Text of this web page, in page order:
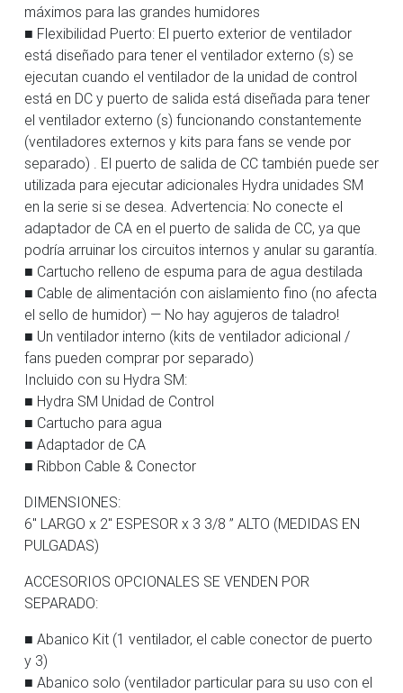
máximos para las grandes humidores
■ Flexibilidad Puerto: El puerto exterior de ventilador
está diseñado para tener el ventilador externo (s) se
ejecutan cuando el ventilador de la unidad de control
está en DC y puerto de salida está diseñada para tener
el ventilador externo (s) funcionando constantemente
(ventiladores externos y kits para fans se vende por
separado) . El puerto de salida de CC también puede ser
utilizada para ejecutar adicionales Hydra unidades SM
en la serie si se desea. Advertencia: No conecte el
adaptador de CA en el puerto de salida de CC, ya que
podría arruinar los circuitos internos y anular su garantía.
■ Cartucho relleno de espuma para de agua destilada
■ Cable de alimentación con aislamiento fino (no afecta
el sello de humidor) — No hay agujeros de taladro!
■ Un ventilador interno (kits de ventilador adicional /
fans pueden comprar por separado)
Incluido con su Hydra SM:
■ Hydra SM Unidad de Control
■ Cartucho para agua
■ Adaptador de CA
■ Ribbon Cable & Conector
DIMENSIONES:
6″ LARGO x 2″ ESPESOR x 3 3/8 ” ALTO (MEDIDAS EN
PULGADAS)
ACCESORIOS OPCIONALES SE VENDEN POR
SEPARADO:
■ Abanico Kit (1 ventilador, el cable conector de puerto
y 3)
■ Abanico solo (ventilador particular para su uso con el